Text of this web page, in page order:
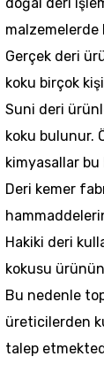
malzemelerde
Gerçek deri
koku birçok
Suni deri
koku bulunur.
kimyasallar bu
Deri kemer
Hakiki deri
kokusu
Bu nedenle
üreticilerden
talep